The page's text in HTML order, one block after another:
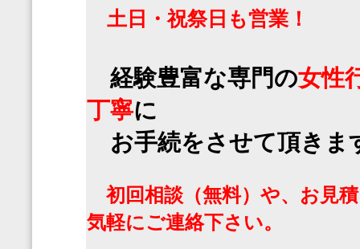
土日・祝祭日も営業！
経験豊富な専門の女性
丁寧に
お手続をさせて頂きま
初回相談（無料）や、お見
気軽にご連絡下さい。